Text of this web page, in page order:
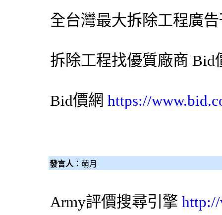
全台灣最大拆除工程廣
拆除工程找優質廠商 Bid
Bid價網 https://
發言人： 萌月
Army評價搜尋引擎